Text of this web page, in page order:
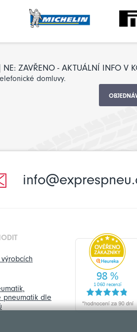
ZAVŘENO - AKTUÁLNÍ INFO V
domluvy.
pneumatik dle